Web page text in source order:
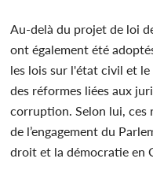
Au-delà du projet de loi
ont également été
les lois sur l'état civil et le
des réformes liées aux
corruption. Selon lui, ces
de l’engagement du
droit et la démocratie en